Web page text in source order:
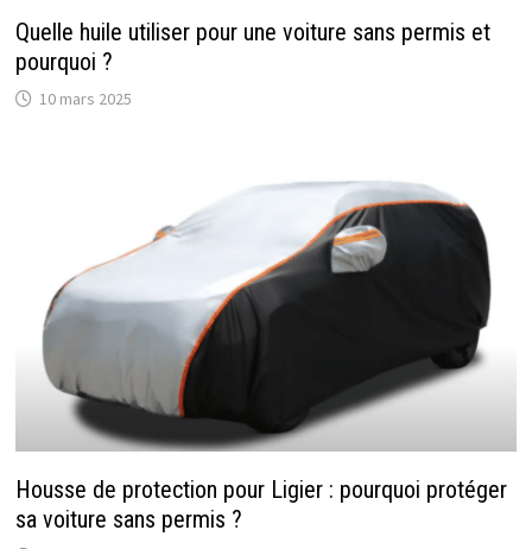
Quelle huile utiliser pour une voiture sans permis et
pourquoi ?
10 mars 2025
Housse de protection pour Ligier : pourquoi protéger
sa voiture sans permis ?